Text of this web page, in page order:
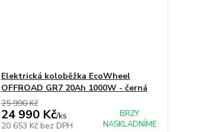
Elektrická koloběžka EcoWheel
OFFROAD GR7 20Ah 1000W - černá
25 990 Kč
24 990 Kč/ks
20 653 Kč bez DPH
BRZY
NASKLADNÍME